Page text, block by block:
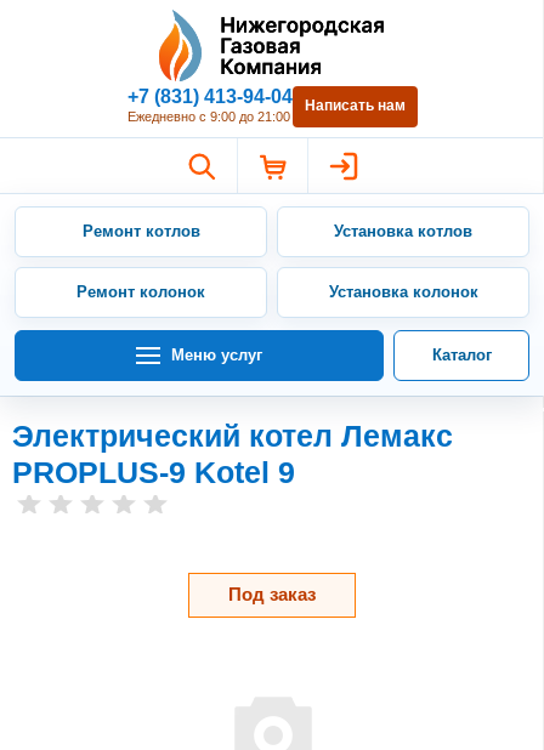
Нижегородская Газовая
+7 (831) 413-94-04
Ежедневно с 9:00 до 21:00
Написать нам
Ремонт котлов Установка котлов
Ремонт колонок Установка колонок
Меню услуг Каталог
Электрический котел Лемакс
PROPLUS-9 Kotel 9
Под заказ